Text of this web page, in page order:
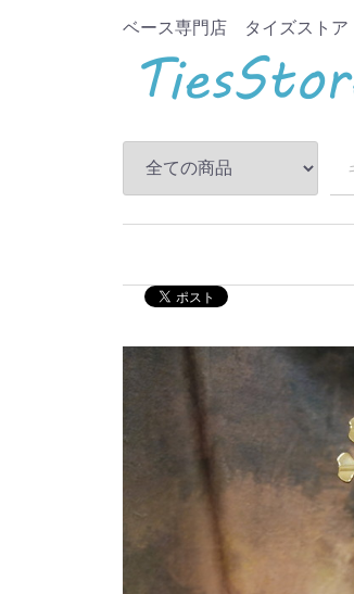
ベース専門店 タイズストア